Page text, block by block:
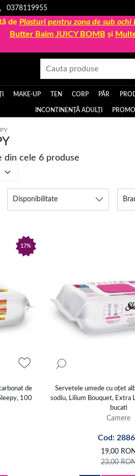
0378119955
de Plasturi pentru zona de sub ochi
Butter Balm JUICY BOMB și
MAKE-UP TEN CORP PĂR
INCONTINENȚĂ ADULȚI
din cele 6 produse
Disponibilitate
17%
de
100
Servetele umede cu oțet
sodiu, Lilium Bouquet, Extra
bucati
Camere
Cod:
19,00 RON
23,00